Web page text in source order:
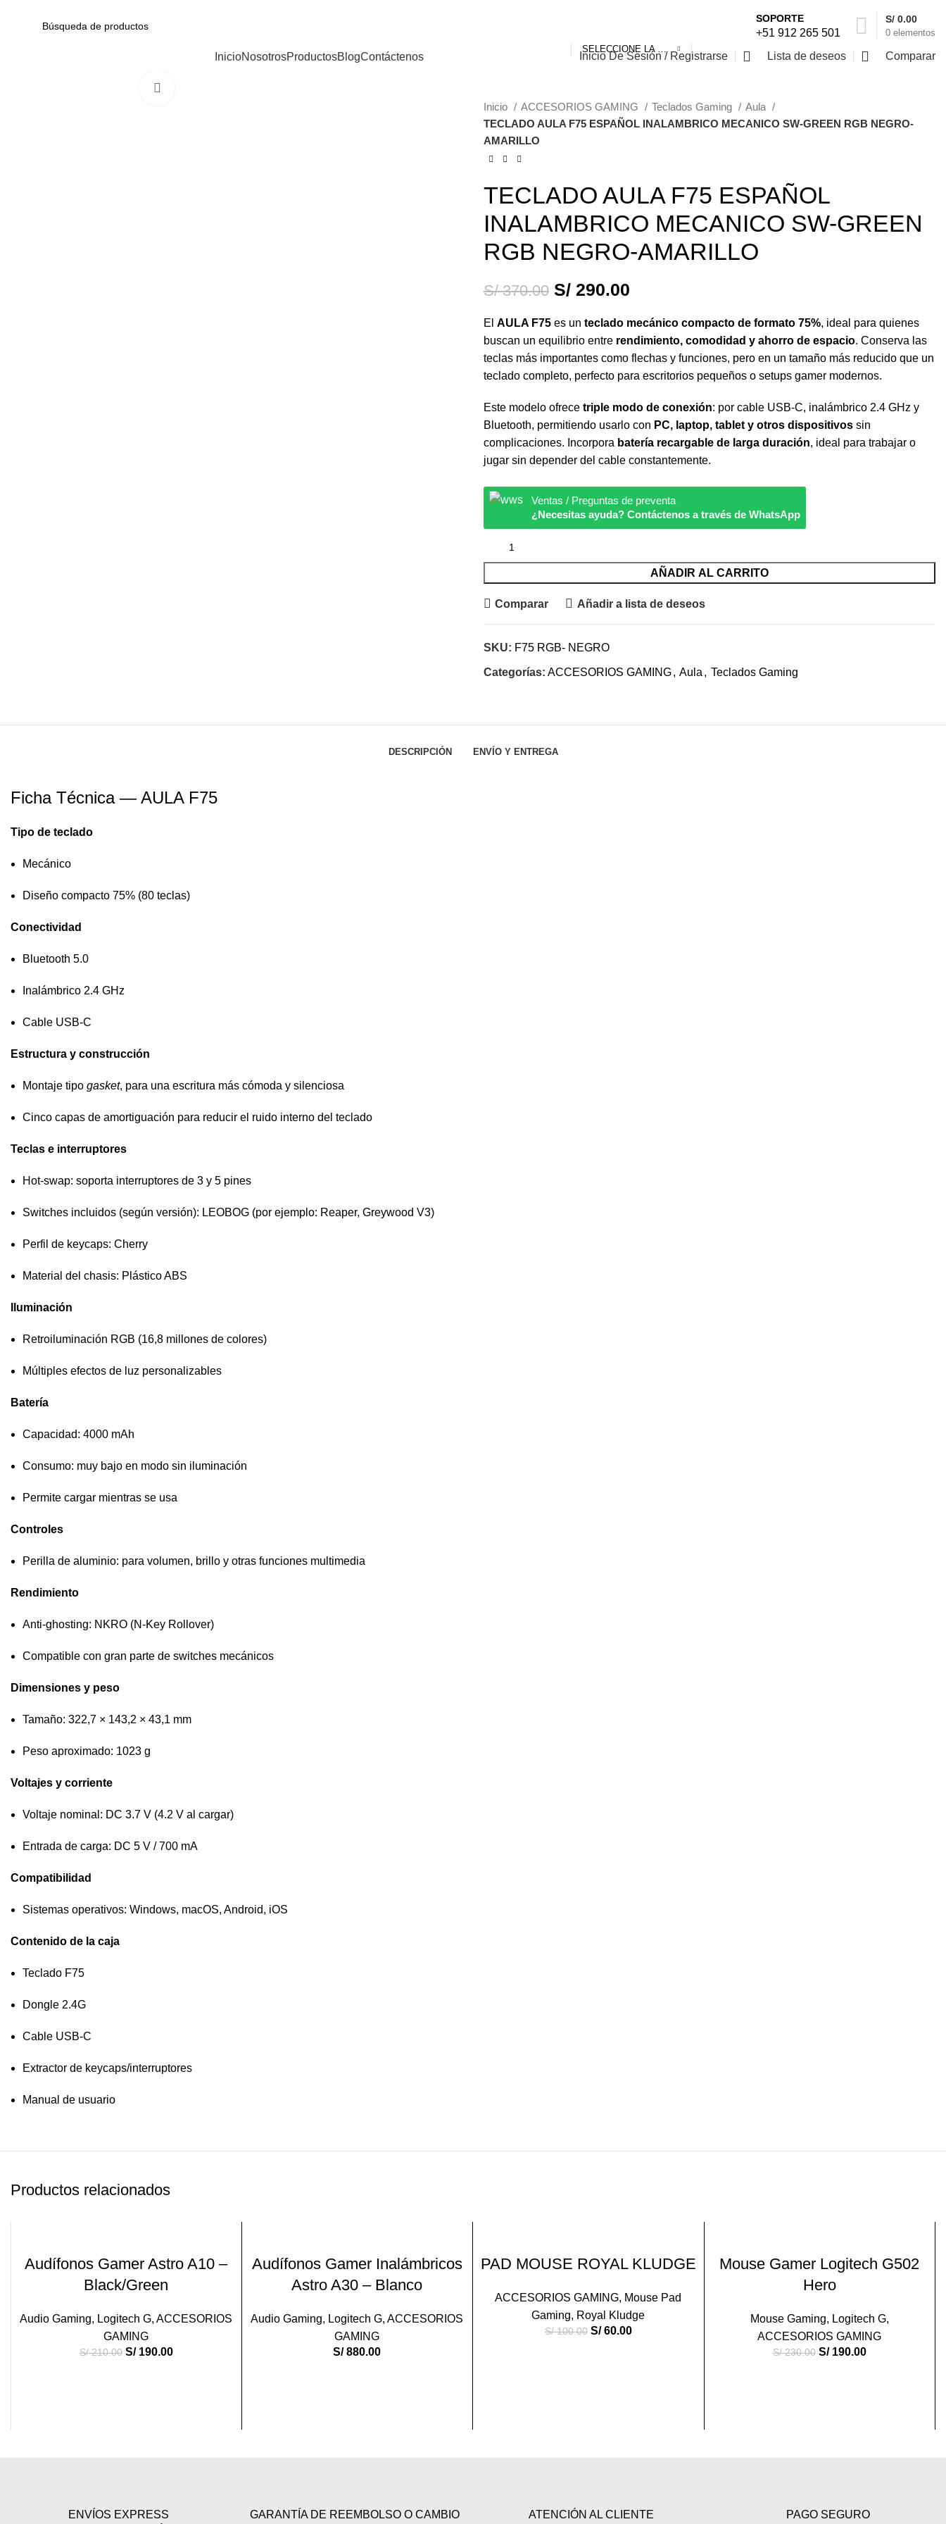
SELECCIONE LA CATEGORÍA
SOPORTE
+51 912 265 501 0 elementos
S/ 0.00
InicioNosotrosProductosBlogContáctenos Inicio De Sesión / Registrarse Lista de deseos Comparar
Inicio ACCESORIOS GAMING Teclados Gaming
Aula
TECLADO AULA F75 ESPAÑOL INALAMBRICO MECANICO SW-GREEN RGB NEGRO-
AMARILLO
TECLADO AULA F75 ESPAÑOL
INALAMBRICO MECANICO SW-GREEN
RGB NEGRO-AMARILLO
S/370.00 S/ 290.00
El AULA F75 es un teclado mecánico compacto de formato 75%, ideal para quienes
buscan un equilibrio entre rendimiento, comodidad y ahorro de espacio. Conserva las
teclas más importantes como flechas y funciones, pero en un tamaño más reducido que un
teclado completo, perfecto para escritorios pequeños o setups gamer modernos.
Este modelo ofrece triple modo de conexión: por cable USB-C, inalámbrico 2.4 GHz y
Bluetooth, permitiendo usarlo con PC, laptop, tablet y otros dispositivos sin
complicaciones. Incorpora batería recargable de larga duración, ideal para trabajar o
jugar sin depender del cable constantemente.
Ventas / Preguntas de preventa
¿Necesitas ayuda? Contáctenos a través de WhatsApp
AÑADIR AL CARRITO
Comparar Añadir a lista de deseos
SKU: F75 RGB- NEGRO
Categorías: ACCESORIOS GAMING, Aula , Teclados Gaming
DESCRIPCIÓN ENVÍO Y ENTREGA
Ficha Técnica — AULA F75
Tipo de teclado
Mecánico
Diseño compacto 75% (80 teclas)
Conectividad
Bluetooth 5.0
Inalámbrico 2.4 GHz
Cable USB-C
Estructura y construcción
Montaje tipo gasket, para una escritura más cómoda y silenciosa
Cinco capas de amortiguación para reducir el ruido interno del teclado
Teclas e interruptores
Hot-swap: soporta interruptores de 3 y 5 pines
Switches incluidos (según versión): LEOBOG (por ejemplo: Reaper, Greywood V3)
Perfil de keycaps: Cherry
Material del chasis: Plástico ABS
Iluminación
Retroiluminación RGB (16,8 millones de colores)
Múltiples efectos de luz personalizables
Batería
Capacidad: 4000 mAh
Consumo: muy bajo en modo sin iluminación
Permite cargar mientras se usa
Controles
Perilla de aluminio: para volumen, brillo y otras funciones multimedia
Rendimiento
Anti-ghosting: NKRO (N-Key Rollover)
Compatible con gran parte de switches mecánicos
Dimensiones y peso
Tamaño: 322,7 × 143,2 × 43,1 mm
Peso aproximado: 1023 g
Voltajes y corriente
Voltaje nominal: DC 3.7 V (4.2 V al cargar)
Entrada de carga: DC 5 V / 700 mA
Compatibilidad
Sistemas operativos: Windows, macOS, Android, iOS
Contenido de la caja
Teclado F75
Dongle 2.4G
Cable USB-C
Extractor de keycaps/interruptores
Manual de usuario
Productos relacionados
Audífonos Gamer Astro A10 –
Black/Green
Audio Gaming, Logitech G,ACCESORIOS
GAMING
S/210.00 S/190.00
Audífonos Gamer Inalámbricos
Astro A30 – Blanco
Audio Gaming, Logitech G,ACCESORIOS
GAMING
S/880.00
PAD MOUSE ROYAL KLUDGE
ACCESORIOS GAMING, Mouse Pad
Gaming, Royal Kludge
S/100.00 S/60.00
Mouse Gamer Logitech G502
Hero
Mouse Gaming, Logitech G,
ACCESORIOS GAMING
S/230.00 S/190.00
ENVÍOS EXPRESS GARANTÍA DE REEMBOLSO O CAMBIO ATENCIÓN AL CLIENTE PAGO SEGURO